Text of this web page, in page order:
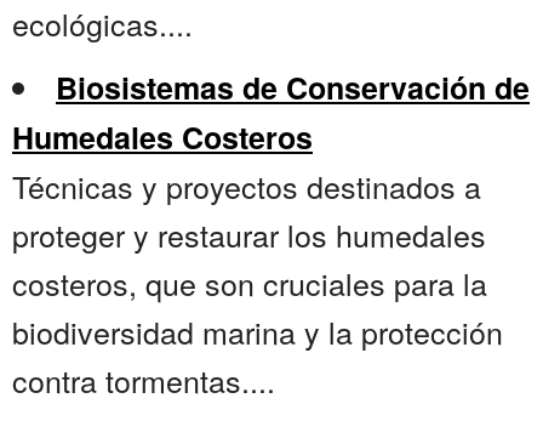
ecológicas....
Biosistemas de Conservación de
Humedales Costeros
Técnicas y proyectos destinados a
proteger y restaurar los humedales
costeros, que son cruciales para la
biodiversidad marina y la protección
contra tormentas....